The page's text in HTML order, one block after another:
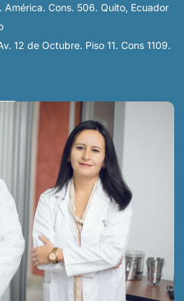
América. Cons. 506. Quito, Ecuador
12 de Octubre. Piso 11. Cons 1109.